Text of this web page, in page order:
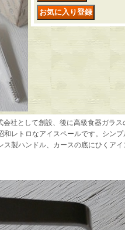
会社として創設、後に高級食器ガラ
レトロなアイスペールです。シン
ス製ハンドル、カースの底にひくア